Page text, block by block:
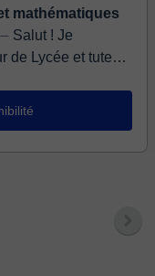
mathématiques
⏤ Salut ! Je
de Lycée et tuteur